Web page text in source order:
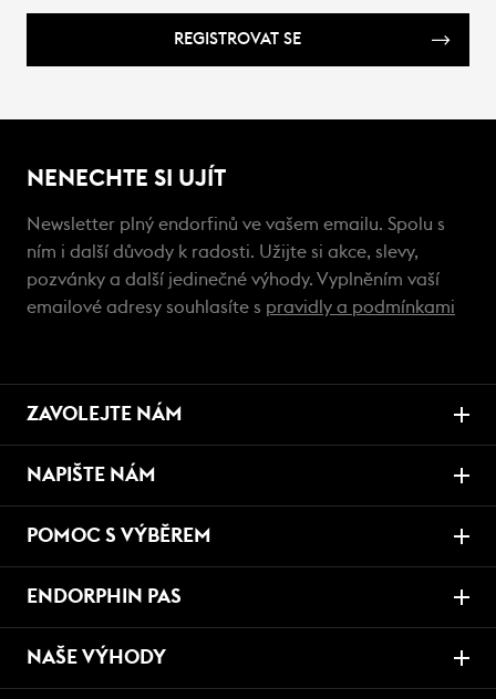
REGISTROVAT SE
NENECHTE SI UJÍT
Newsletter plný endorfinů ve vašem emailu. Spolu s
ním i další důvody k radosti. Užijte si akce, slevy,
pozvánky a další jedinečné výhody. Vyplněním vaší
emailové adresy souhlasíte s pravidly a podmínkami
ZAVOLEJTE NÁM
NAPIŠTE NÁM
POMOC S VÝBĚREM
ENDORPHIN PAS
NAŠE VÝHODY